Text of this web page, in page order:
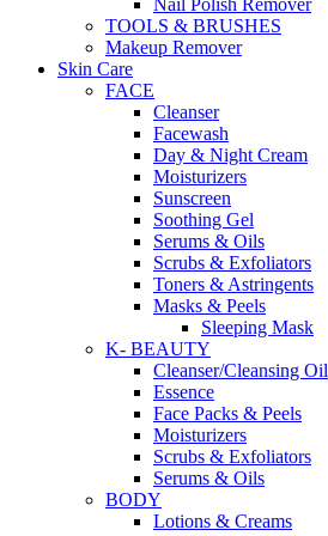
TOOLS & BRUSHES
Makeup Remover
Skin Care
FACE
Cleanser
Facewash
Day & Night Cream
Moisturizers
Sunscreen
Soothing Gel
Serums & Oils
Scrubs & Exfoliators
Toners & Astringents
Masks & Peels
Sleeping Mask
K- BEAUTY
Cleanser/Cleansing Oil
Essence
Face Packs & Peels
Moisturizers
Scrubs & Exfoliators
Serums & Oils
BODY
Lotions & Creams